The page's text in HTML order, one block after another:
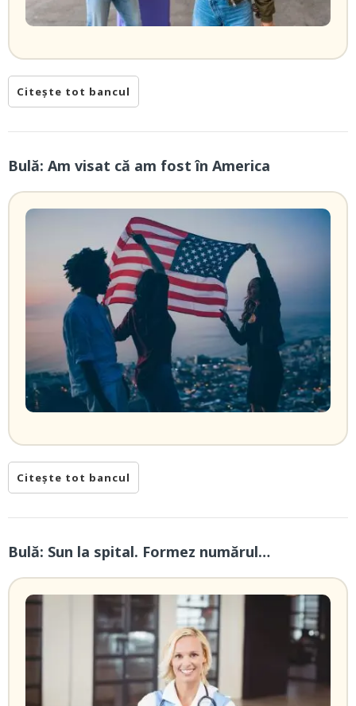
Citește tot bancul
Bulă: Am visat că am fost în America
Citește tot bancul
Bulă: Sun la spital. Formez numărul…